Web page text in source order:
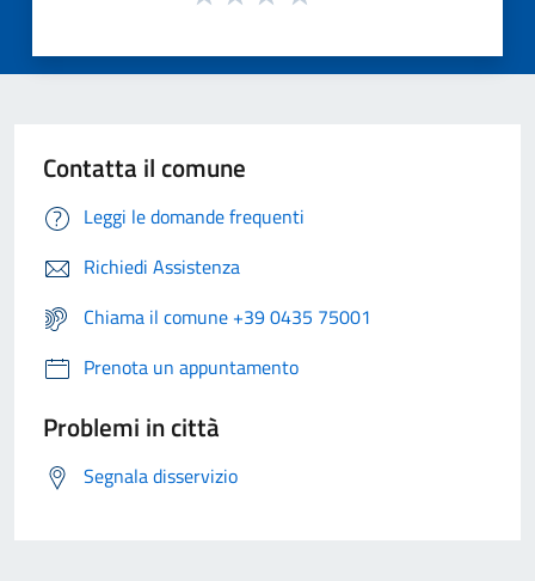
Contatta il comune
Leggi le domande frequenti
Richiedi Assistenza
Chiama il comune +39 0435 75001
Prenota un appuntamento
Problemi in città
Segnala disservizio